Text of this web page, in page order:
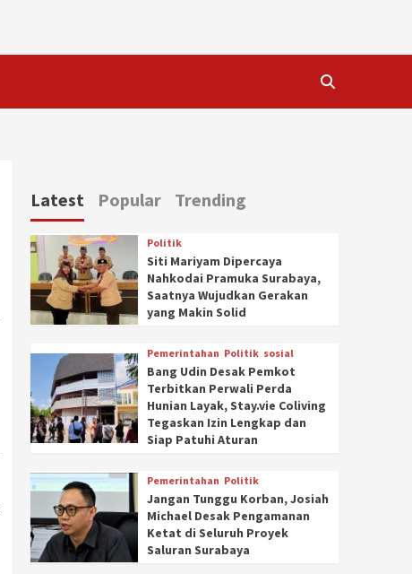
Latest Popular Trending
Politik
Siti Mariyam Dipercaya
Nahkodai Pramuka Surabaya,
Saatnya Wujudkan Gerakan
yang Makin Solid
Pemerintahan Politik sosial
Bang Udin Desak Pemkot
Terbitkan Perwali Perda
Hunian Layak, Stay.vie Coliving
Tegaskan Izin Lengkap dan
Siap Patuhi Aturan
Pemerintahan Politik
Jangan Tunggu Korban, Josiah
Michael Desak Pengamanan
Ketat di Seluruh Proyek
Saluran Surabaya